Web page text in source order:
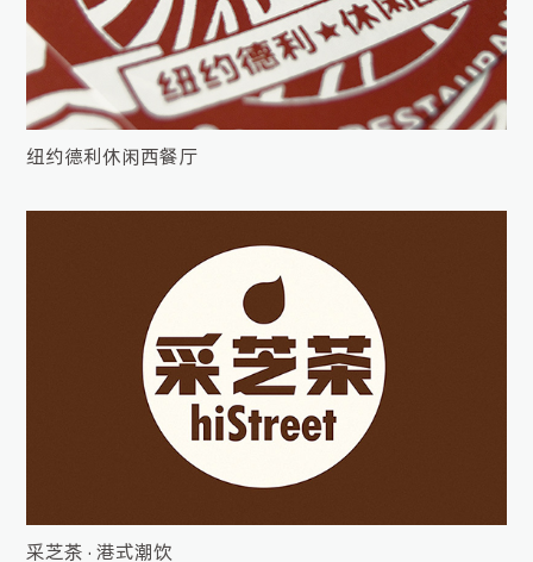
纽约德利休闲西餐厅
采芝茶 · 港式潮饮